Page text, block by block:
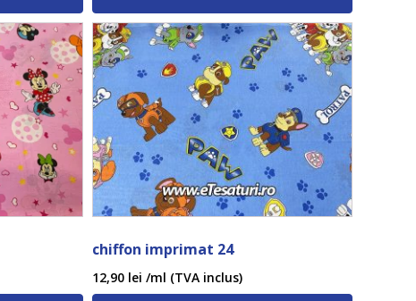
chiffon imprimat 24
12,90 lei /ml (TVA inclus)